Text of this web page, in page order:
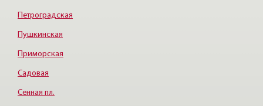
Петроградская
Пушкинская
Приморская
Садовая
Сенная пл.